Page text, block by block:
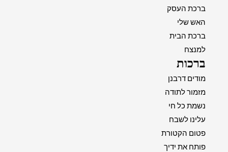
ברכת העסק
האש שלי
ברכת הבית
למנצח
ברכות
מודים דרבנן
מזמור לתודה
נשמת כל חי
עלינו לשבח
פטום הקטורת
פותח את ידיך